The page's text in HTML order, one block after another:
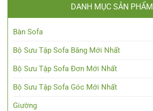
DANH MỤC SẢN PHẨM
Bàn Sofa
Bộ Sưu Tập Sofa Băng Mới Nhất
Bộ Sưu Tập Sofa Đơn Mới Nhất
Bộ Sưu Tập Sofa Góc Mới Nhất
Giường